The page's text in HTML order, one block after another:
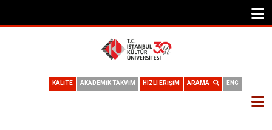
ENG
ARAMA
HIZLI ERİŞİM
AKADEMİK TAKVİM
KALİTE